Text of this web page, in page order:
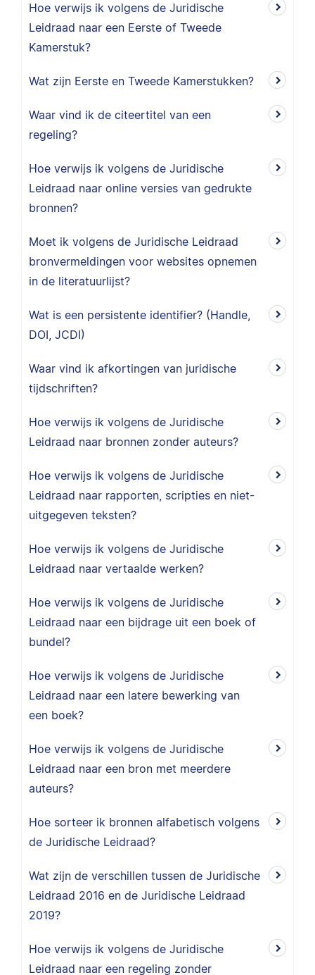
Hoe verwijs ik volgens de Juridische
Leidraad naar een Eerste of Tweede
Kamerstuk?
Wat zijn Eerste en Tweede Kamerstukken?
Waar vind ik de citeertitel van een
regeling?
Hoe verwijs ik volgens de Juridische
Leidraad naar online versies van gedrukte
bronnen?
Moet ik volgens de Juridische Leidraad
bronvermeldingen voor websites opnemen
in de literatuurlijst?
Wat is een persistente identifier? (Handle,
DOI, JCDI)
Waar vind ik afkortingen van juridische
tijdschriften?
Hoe verwijs ik volgens de Juridische
Leidraad naar bronnen zonder auteurs?
Hoe verwijs ik volgens de Juridische
Leidraad naar rapporten, scripties en niet-
uitgegeven teksten?
Hoe verwijs ik volgens de Juridische
Leidraad naar vertaalde werken?
Hoe verwijs ik volgens de Juridische
Leidraad naar een bijdrage uit een boek of
bundel?
Hoe verwijs ik volgens de Juridische
Leidraad naar een latere bewerking van
een boek?
Hoe verwijs ik volgens de Juridische
Leidraad naar een bron met meerdere
auteurs?
Hoe sorteer ik bronnen alfabetisch volgens
de Juridische Leidraad?
Wat zijn de verschillen tussen de Juridische
Leidraad 2016 en de Juridische Leidraad
2019?
Hoe verwijs ik volgens de Juridische
Leidraad naar een regeling zonder